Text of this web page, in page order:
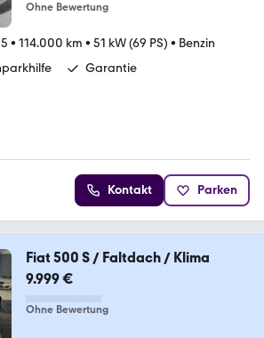
Ohne Bewertung
• 114.000 km • 51 kW (69 PS) • Benzin
Garantie
Kontakt Parken
Fiat 500 S / Faltdach / Klima
9.999 €
Ohne Bewertung